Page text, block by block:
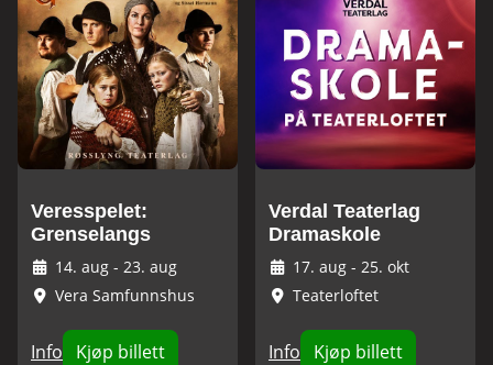
Veresspelet:
Grenselangs
14. aug - 23. aug
Vera Samfunnshus
Info Kjøp billett
Verdal Teaterlag
Dramaskole
17. aug - 25. okt
Teaterloftet
Info Kjøp billett